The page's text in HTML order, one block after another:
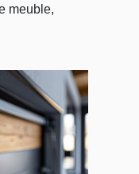
meuble,